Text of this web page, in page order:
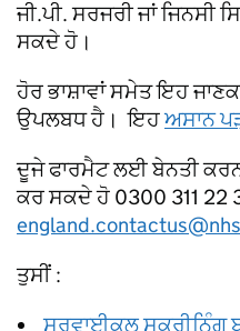
ਜੀ.ਪੀ. ਸਰਜਰੀ ਜਾਂ ਜਿਨਸੀ
ਸਕਦੇ ਹੋ।
ਹੋਰ ਭਾਸ਼ਾਵਾਂ ਸਮੇਤ ਇਹ
ਉਪਲਬਧ ਹੈ। ਇਹਅਸਾਨ
ਦੂਜੇ ਫਾਰਮੈਟ ਲਈ ਬੇਨਤੀ
ਕਰ ਸਕਦੇ ਹੋ 0300 311
ਤੁਸੀਂ :
ਸਰਵਾਈਕਲ ਸਕ੍ਰੀਨਿੰਗ